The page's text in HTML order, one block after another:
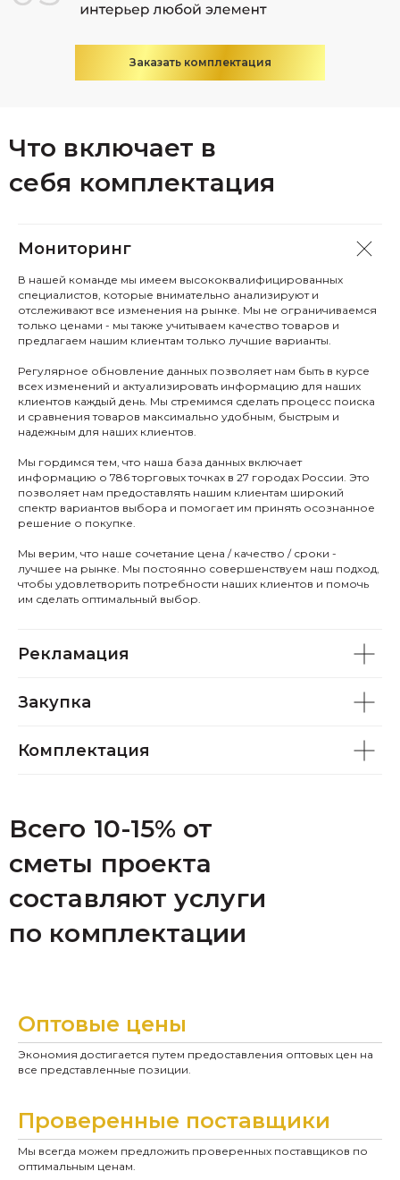
Заказать комплектация
Что включает в
себя комплектация
Мониторинг
В нашей команде мы имеем высококвалифицированных
специалистов, которые внимательно анализируют и
отслеживают все изменения на рынке. Мы не ограничиваемся
только ценами - мы также учитываем качество товаров и
предлагаем нашим клиентам только лучшие варианты.
Регулярное обновление данных позволяет нам быть в курсе
всех изменений и актуализировать информацию для наших
клиентов каждый день. Мы стремимся сделать процесс поиска
и сравнения товаров максимально удобным, быстрым и
надежным для наших клиентов.
Мы гордимся тем, что наша база данных включает
информацию о 786 торговых точках в 27 городах России. Это
позволяет нам предоставлять нашим клиентам широкий
спектр вариантов выбора и помогает им принять осознанное
решение о покупке.
Мы верим, что наше сочетание цена / качество / сроки -
лучшее на рынке. Мы постоянно совершенствуем наш подход,
чтобы удовлетворить потребности наших клиентов и помочь
им сделать оптимальный выбор.
Рекламация
Закупка
Комплектация
Всего 10-15% от
сметы проекта
составляют услуги
по комплектации
Оптовые цены
Экономия достигается путем предоставления оптовых цен на
все представленные позиции.
Проверенные поставщики
Мы всегда можем предложить проверенных поставщиков по
оптимальным ценам.